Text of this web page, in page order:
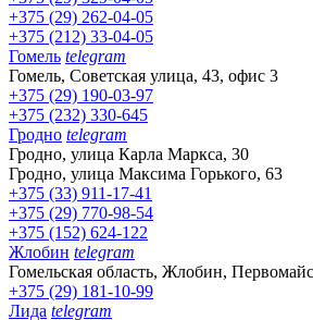
+375 (29) 262-04-05
+375 (212) 33-04-05
Гомель telegram
Гомель, Советская улица, 43, офис 3
+375 (29) 190-03-97
+375 (232) 330-645
Гродно telegram
Гродно, улица Карла Маркса, 30
Гродно, улица Максима Горького, 63
+375 (33) 911-17-41
+375 (29) 770-98-54
+375 (152) 624-122
Жлобин telegram
Гомельская область, Жлобин,
+375 (29) 181-10-99
Лида telegram